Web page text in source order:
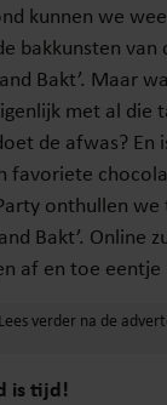
kunnen we
bakkunsten van
Bakt’. Maar
met al die
de afwas? En
favoriete
onthullen we
Bakt’. Online
af en toe eentje
is tijd!